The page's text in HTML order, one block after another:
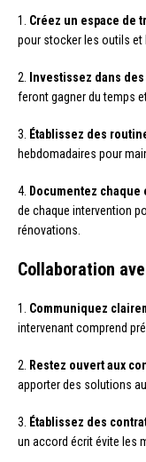
1. Créez un espace de
pour stocker les outils et
2. Investissez dans
feront gagner du temps
3. Établissez des
hebdomadaires pour
4. Documentez chaque
de chaque intervention
rénovations.
Collaboration
1. Communiquez
intervenant comprend
2. Restez ouvert aux
apporter des solutions
3. Établissez des
un accord écrit évite les